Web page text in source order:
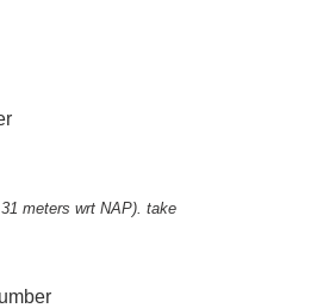
meters wrt NAP). take